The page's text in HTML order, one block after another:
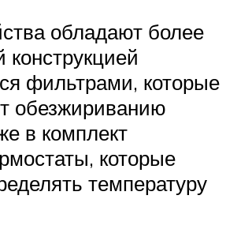
обладают более
фильтрами, которые
обезжириванию
в комплект
которые
температуру